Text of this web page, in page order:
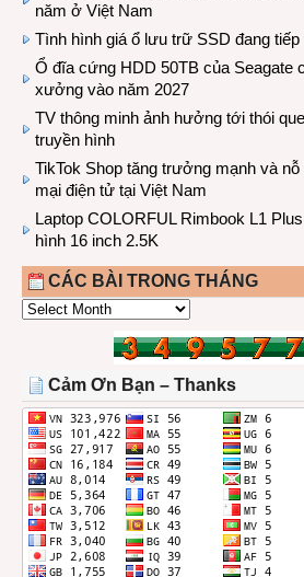
năm ở Việt Nam
Tình hình giá ổ lưu trữ SSD đang tiếp
Ổ đĩa cứng HDD 50TB của Seagate
xưởng vào năm 2027
TV thông minh ảnh hưởng tới thói
truyền hình
TikTok Shop tăng trưởng mạnh và
mại điện tử tại Việt Nam
Laptop COLORFUL Rimbook L1
hình 16 inch 2.5K
CÁC BÀI TRONG THÁNG
CÁC
THÁNG
Cảm Ơn Bạn – Thanks